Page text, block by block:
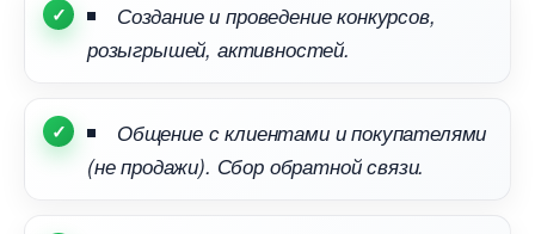
Создание и проведение конкурсов,
розыгрышей, активностей.
Общение с клиентами и покупателями
(не продажи). Сбор обратной связи.